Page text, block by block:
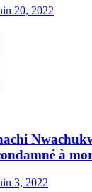
20, 2022
à
3, 2022